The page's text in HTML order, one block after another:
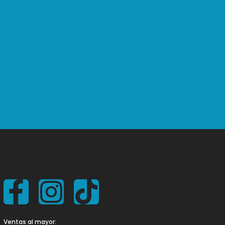
Ventas al mayor: